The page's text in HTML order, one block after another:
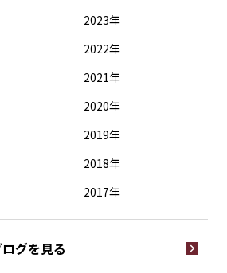
2023年
2022年
2021年
2020年
2019年
2018年
2017年
グを見る